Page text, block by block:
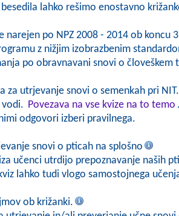
lahko rešimo enostavno
narejen po NPZ 2008 - 2014 ob koncu
z nižjim izobrazbenim
po obravnavani snovi o človeškem
za utrjevanje snovi o semenkah pri NIT.
vodi. Povezava na vse kvize na to temo .
odgovori izberi pravilnega.
snovi o pticah na splošno
učenci utrdijo prepoznavanje naših
lahko tudi vlogo samostojnega
ob križanki.